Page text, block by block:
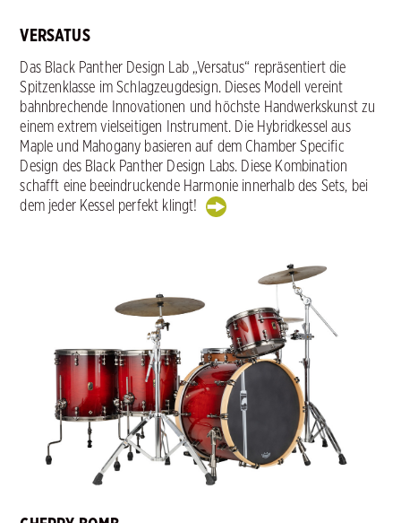
VERSATUS
Das Black Panther Design Lab „Versatus“ repräsentiert die
Spitzenklasse im Schlagzeugdesign. Dieses Modell vereint
bahnbrechende Innovationen und höchste Handwerkskunst zu
einem extrem vielseitigen Instrument. Die Hybridkessel aus
Maple und Mahogany basieren auf dem Chamber Specific
Design des Black Panther Design Labs. Diese Kombination
schafft eine beeindruckende Harmonie innerhalb des Sets, bei
dem jeder Kessel perfekt klingt!